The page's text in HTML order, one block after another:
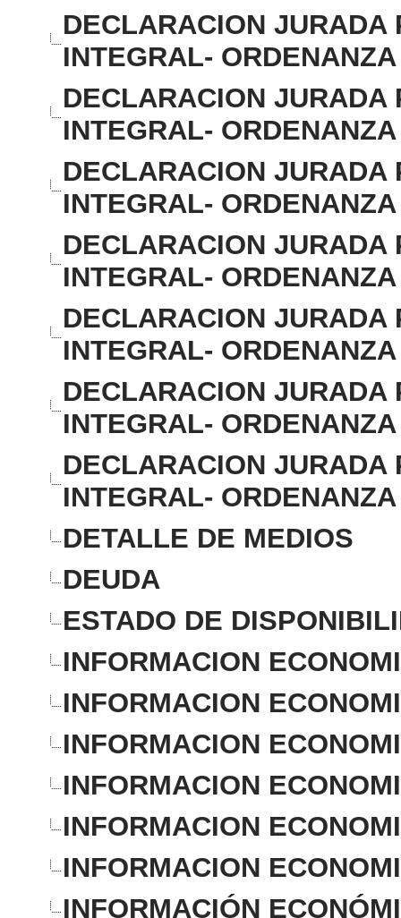
DECLARACION JURADA
INTEGRAL-
DECLARACION JURADA
INTEGRAL-
DECLARACION JURADA
INTEGRAL-
DECLARACION JURADA
INTEGRAL-
DECLARACION JURADA
INTEGRAL-
DECLARACION JURADA
INTEGRAL-
DECLARACION JURADA
INTEGRAL-
DETALLE DE MEDIOS
DEUDA
ESTADO DE
INFORMACION
INFORMACION
INFORMACION
INFORMACION
INFORMACION
INFORMACION
INFORMACIÓN